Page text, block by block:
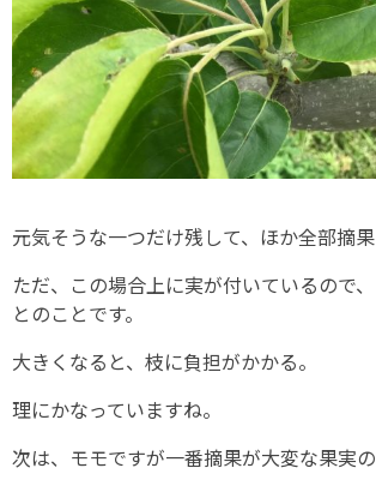
元気そうな一つだけ残して、ほか全部摘果
ただ、この場合上に実が付いているので
とのことです。
大きくなると、枝に負担がかかる。
理にかなっていますね。
次は、モモですが一番摘果が大変な果実の